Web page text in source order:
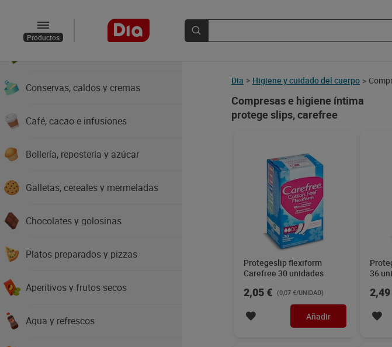
Productos
Arroz, pastas y legumbres
Conservas, caldos y cremas
Café, cacao e infusiones
Bollería, repostería y azúcar
Galletas, cereales y mermeladas
Chocolates y golosinas
Platos preparados y pizzas
Aperitivos y frutos secos
Agua y refrescos
Dia > Higiene y cuidado del cuerpo >
Compresas e higiene íntima
protege slips, carefree
Protegeslip flexiform
Carefree 30 unidades
2,05 € (0,07 €/UNIDAD)
Añadir
36
2,49